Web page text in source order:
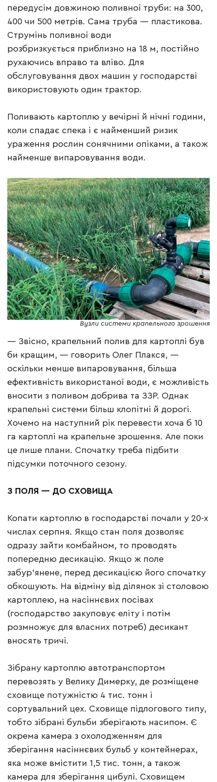
передусім довжиною поливної труби: на 300,
400 чи 500 метрів. Сама труба — пластикова.
Струмінь поливної води
розбризкується приблизно на 18 м, постійно
рухаючись вправо та вліво. Для
обслуговування двох машин у господарстві
використовують один трактор.
Поливають картоплю у вечірні й нічні години,
коли спадає спека і є найменший ризик
ураження рослин сонячними опіками, а також
найменше випаровування води.
Вузли системи крапельного зрошення
— Звісно, крапельний полив для картоплі був
би кращим, — говорить Олег Плакся, —
оскільки менше випаровування, більша
ефективність використаної води, є можливість
вносити з поливом добрива та ЗЗР. Однак
крапельні системи більш клопітні й дорогі.
Хочемо на наступний рік перевести хоча б 10
га картоплі на крапельне зрошення. Але поки
це лише плани. Спочатку треба підбити
підсумки поточного сезону.
З ПОЛЯ — ДО СХОВИЩА
Копати картоплю в господарстві почали у 20-х
числах серпня. Якщо стан поля дозволяє
одразу зайти комбайном, то проводять
попередню десикацію. Якщо ж поле
забур’янене, перед десикацією його спочатку
обкошують. На відміну від ділянок зі столовою
картоплею, на насіннєвих посівах
(господарство закуповує еліту і потім
розмножує для власних потреб) десикант
вносять тричі.
Зібрану картоплю автотранспортом
перевозять у Велику Димерку, де розміщене
сховище потужністю 4 тис. тонн і
сортувальний цех. Сховище підлогового типу,
тобто зібрані бульби зберігають насипом. Є
окрема камера з охолодженням для
зберігання насіннєвих бульб у контейнерах,
яка може вмістити 1,5 тис. тонн, а також
камера для зберігання цибулі. Сховищем